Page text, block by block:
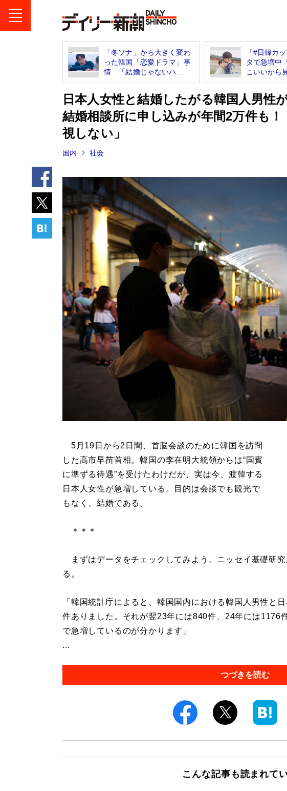
「冬ソナ」から大きく変わ
った韓国「恋愛ドラマ」事
情 「結婚じゃないハ...
「#日韓カ
タで急増中
こいいから
日本人女性と結婚したがる韓国人男
結婚相談所に申し込みが年間2万件も
視しない」
国内 社会
5月19日から2日間、首脳会談のために韓国を訪問
した高市早苗首相。韓国の李在明大統領からは“国賓
に準ずる待遇”を受けたわけだが、実は今、渡韓する
日本人女性が急増している。目的は会談でも観光で
もなく、結婚である。
＊＊＊
まずはデータをチェックしてみよう。ニッセイ基礎研
る。
「韓国統計庁によると、韓国国内における韓国人男性と
件ありました。それが翌23年には840件、24年には1176
で急増しているのが分かります」
...
つづきを読む
こんな記事も読まれて